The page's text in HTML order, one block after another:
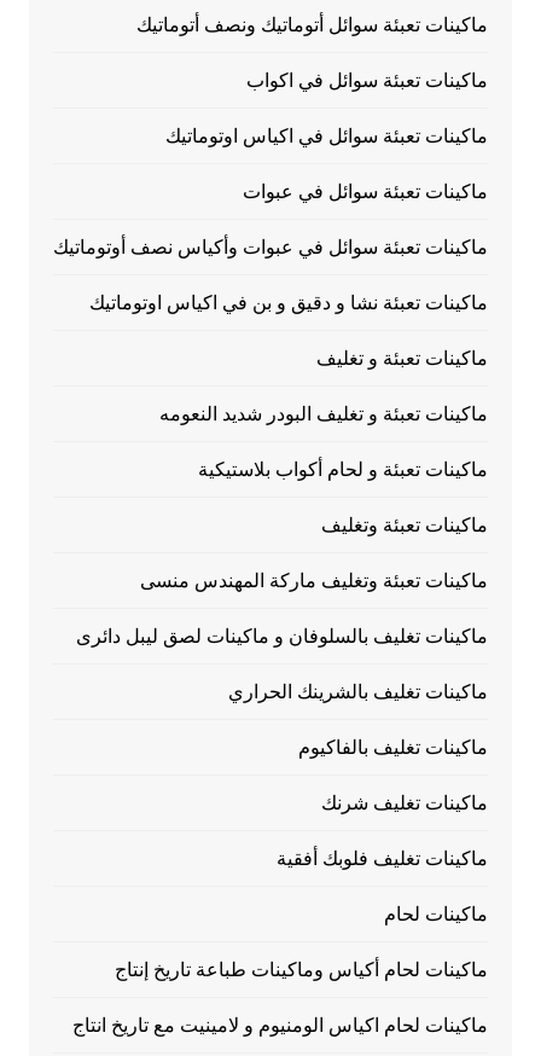
ماكينات تعبئة سوائل أتوماتيك ونصف أتوماتيك
ماكينات تعبئة سوائل في اكواب
ماكينات تعبئة سوائل في اكياس اوتوماتيك
ماكينات تعبئة سوائل في عبوات
ماكينات تعبئة سوائل في عبوات وأكياس نصف أوتوماتيك
ماكينات تعبئة نشا و دقيق و بن في اكياس اوتوماتيك
ماكينات تعبئة و تغليف
ماكينات تعبئة و تغليف البودر شديد النعومه
ماكينات تعبئة و لحام أكواب بلاستيكية
ماكينات تعبئة وتغليف
ماكينات تعبئة وتغليف ماركة المهندس منسى
ماكينات تغليف بالسلوفان و ماكينات لصق ليبل دائرى
ماكينات تغليف بالشرينك الحراري
ماكينات تغليف بالفاكيوم
ماكينات تغليف شرنك
ماكينات تغليف فلوبك أفقية
ماكينات لحام
ماكينات لحام أكياس وماكينات طباعة تاريخ إنتاج
ماكينات لحام اكياس الومنيوم و لامينيت مع تاريخ انتاج